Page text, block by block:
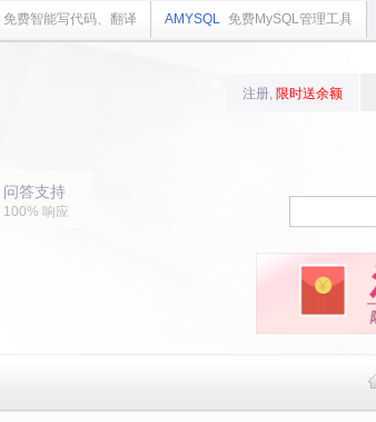
免费智能写代码、翻译 AMYSQL 免费MySQL管理工具
问答支持
100% 响应
注册, 限时送余额